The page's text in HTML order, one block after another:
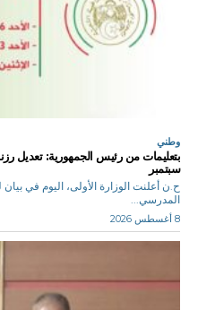
وطني
سبتمبر
ح.ن أعلنت الوزارة الأولى، اليوم في
المدرسي...
8 أغسطس 2026